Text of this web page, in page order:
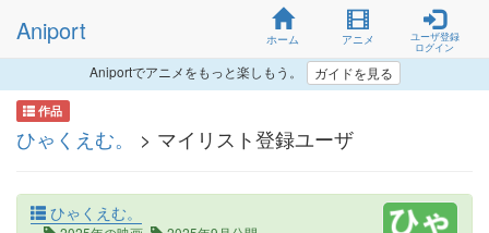
Aniport ホーム アニメ
ユーザ登録
ログイン
Aniportでアニメをもっと楽しもう。 ガイドを見る
作品
ひゃくえむ。 > マイリスト登録ユーザ
ひゃくえむ。